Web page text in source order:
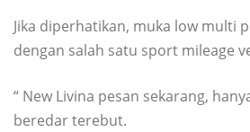
Jika diperhatikan, muka low multi
dengan salah satu sport mileage
“ New Livina pesan sekarang,
beredar terebut.